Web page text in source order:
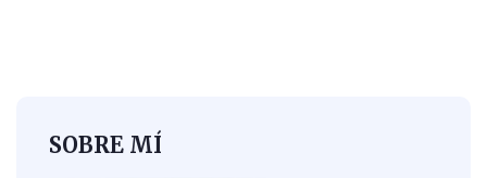
SOBRE MÍ